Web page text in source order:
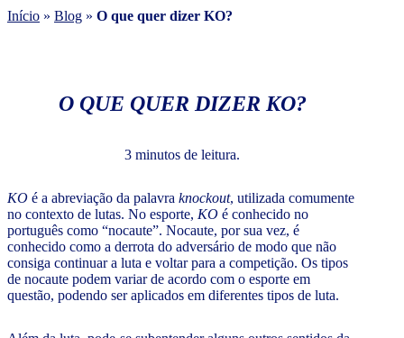
Início » Blog » O que quer dizer KO?
O QUE QUER DIZER KO?
3 minutos de leitura.
KO é a abreviação da palavra knockout, utilizada comumente
no contexto de lutas. No esporte, KO é conhecido no
português como “nocaute”. Nocaute, por sua vez, é
conhecido como a derrota do adversário de modo que não
consiga continuar a luta e voltar para a competição. Os tipos
de nocaute podem variar de acordo com o esporte em
questão, podendo ser aplicados em diferentes tipos de luta.